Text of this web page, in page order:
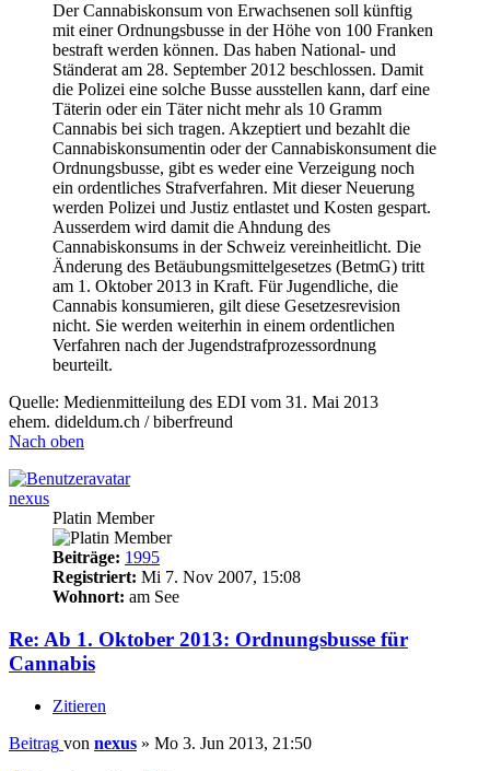
Der Cannabiskonsum von Erwachsenen soll künftig
mit einer Ordnungsbusse in der Höhe von 100 Franken
bestraft werden können. Das haben National- und
Ständerat am 28. September 2012 beschlossen. Damit
die Polizei eine solche Busse ausstellen kann, darf eine
Täterin oder ein Täter nicht mehr als 10 Gramm
Cannabis bei sich tragen. Akzeptiert und bezahlt die
Cannabiskonsumentin oder der Cannabiskonsument die
Ordnungsbusse, gibt es weder eine Verzeigung noch
ein ordentliches Strafverfahren. Mit dieser Neuerung
werden Polizei und Justiz entlastet und Kosten gespart.
Ausserdem wird damit die Ahndung des
Cannabiskonsums in der Schweiz vereinheitlicht. Die
Änderung des Betäubungsmittelgesetzes (BetmG) tritt
am 1. Oktober 2013 in Kraft. Für Jugendliche, die
Cannabis konsumieren, gilt diese Gesetzesrevision
nicht. Sie werden weiterhin in einem ordentlichen
Verfahren nach der Jugendstrafprozessordnung
beurteilt.
Quelle: Medienmitteilung des EDI vom 31. Mai 2013
ehem. dideldum.ch / biberfreund
Nach oben
nexus
Platin Member
Beiträge: 1995
Registriert: Mi 7. Nov 2007, 15:08
Wohnort: am See
Re: Ab 1. Oktober 2013: Ordnungsbusse für
Cannabis
Zitieren
Beitrag von nexus » Mo 3. Jun 2013, 21:50